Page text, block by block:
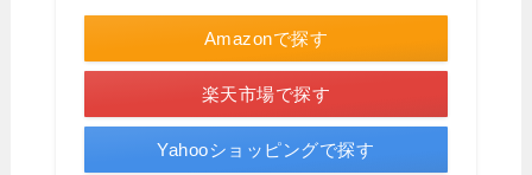
Amazonで探す
楽天市場で探す
Yahooショッピングで探す